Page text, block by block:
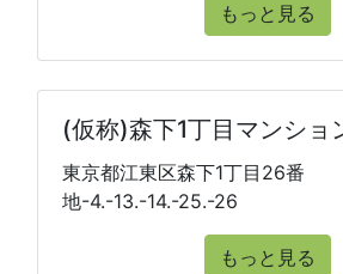
もっと見る
(仮称)森下1丁目マンショ
東京都江東区森下1丁目26番
地-4.-13.-14.-25.-26
もっと見る